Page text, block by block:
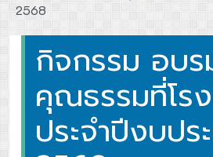
2568
กิจกรรม อบร
คุณธรรมที่โร
ประจำปีงบป